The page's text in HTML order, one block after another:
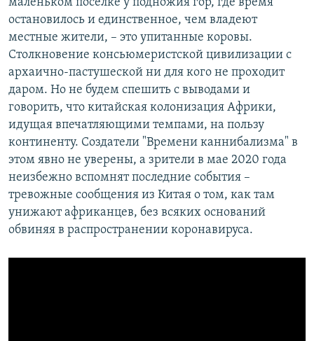
остановилось и единственное, чем владеют
местные жители, – это упитанные коровы.
Столкновение консьюмеристской цивилизации с
архаично-пастушеской ни для кого не проходит
даром. Но не будем спешить с выводами и
говорить, что китайская колонизация Африки,
идущая впечатляющими темпами, на пользу
континенту. Создатели "Времени каннибализма" в
этом явно не уверены, а зрители в мае 2020 года
неизбежно вспомнят последние события –
тревожные сообщения из Китая о том, как там
унижают африканцев, без всяких оснований
обвиняя в распространении коронавируса.